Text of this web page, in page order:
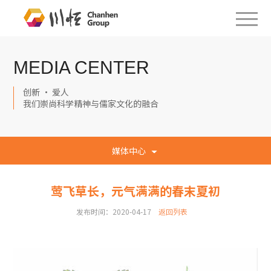
MEDIA CENTER
创新 · 爱人
我们崇尚科学精神与儒家文化的融合
媒体中心
莺飞草长，元气满满的春末夏初
发布时间：2020-04-17 返回列表